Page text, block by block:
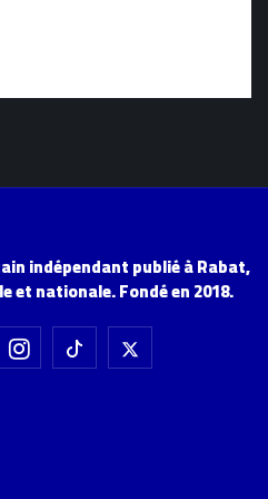
indépendant publié à Rabat,
nationale. Fondé en 2018.